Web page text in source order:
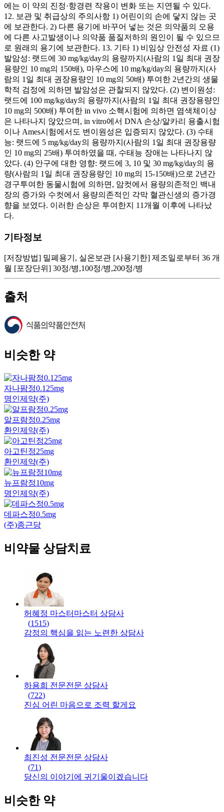
에는 이 약의 진정·항경련 작용이 변화 또는 지연될 수 있다.
12. 보관 및 취급상의 주의사항 1) 어린이의 손에 닿지 않는 곳
에 보관한다. 2) 다른 용기에 바꾸어 넣는 것은 의약품의 오용
에 다른 사고발생이나 의약품 품질저하의 원인이 될 수 있으므
로 원래의 용기에 보관한다. 13. 기타 1) 비임상 안전성 자료 (1)
발암성: 랫드에 30 mg/kg/day의 용량까지(사람의 1일 최대 권장
용량인 10 mg의 150배), 마우스에 10 mg/kg/day의 용량까지(사
람의 1일 최대 권장용량인 10 mg의 50배) 투여한 2년간의 생물
학적 검정에 의하면 발암성은 관찰되지 않았다. (2) 변이원성:
랫드에 100 mg/kg/day의 용량까지(사람의 1일 최대 권장용량인
10 mg의 500배) 투여한 in vivo 소핵시험에 의하면 염색체이상
은 나타나지 않았으며, in vitro에서 DNA 손상/알카리 용출시험
이나 Ames시험에서도 변이원성은 입증되지 않았다. (3) 수태
능: 랫드에 5 mg/kg/day의 용량까지(사람의 1일 최대 권장용량
인 10 mg의 25배) 투여하였을 때, 수태능 장애는 나타나지 않
았다. (4) 안구에 대한 영향: 랫드에 3, 10 및 30 mg/kg/day의 용
량(사람의 1일 최대 권장용량인 10 mg의 15-150배)으로 2년간
경구투여한 동물시험에 의하면, 암컷에서 용량의존적인 백내
장의 증가와 수컷에서 용량의존적인 각막 혈관신생의 증가경
향을 보였다. 이러한 손상은 투여한지 11개월 이후에 나타났
다.
기타정보
[저장방법] 밀폐용기, 실온보관 [사용기한] 제조일로부터 36 개
월 [포장단위] 30정/병,100정/병,200정/병
출처
비슷한 약
자나팜정0.125mg
명인제약(주)
알프람정0.25mg
환인제약(주)
아고틴정25mg
환인제약(주)
뉴프람정10mg
명인제약(주)
데파스정0.5mg
(주)종근당
비약물 상담치료
허혜정 마스터 마스터 상담사
(1515)
감정의 핵심을 읽는 노련한 상담사
하용희 전문전문 상담사
(722)
진심 어린 마음으로 조력 할게요
최진성 전문전문 상담사
(71)
당신의 이야기에 귀기울이겠습니다
비슷한 약